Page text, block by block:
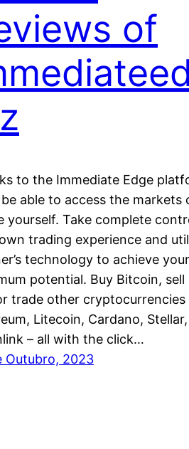
of
to the Immediate Edge
be able to access the markets
yourself. Take complete
trading experience and
technology to achieve your
potential. Buy Bitcoin, sell
trade other cryptocurrencies
Litecoin, Cardano,
– all with the click…
Outubro, 2023